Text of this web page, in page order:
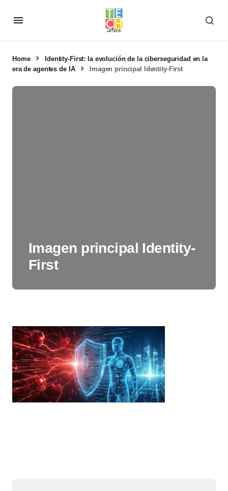
Home
Identity-First: la evolución de la ciberseguridad en la
era de agentes de IA
Imagen principal Identity-First
Imagen principal Identity-
First